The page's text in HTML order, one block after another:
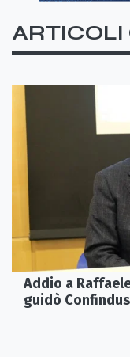
ARTICOLI
Addio a
guidò